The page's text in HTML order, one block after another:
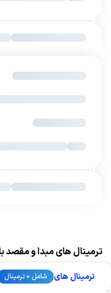
ترمینال های مبدا و مقصد
ترمینال های شامل 0 ترمینال